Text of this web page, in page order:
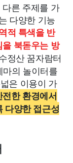
른 주제를 가
다양한 기능
적 특색을 반
북돋우는 방
정산 꿈자람터
의 놀이터를
은 이용이 가
한 환경에서
다양한 접근성